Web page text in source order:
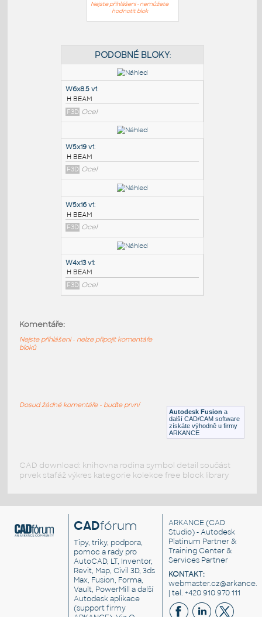
Nejste přihlášeni - nemůžete
hodnotit blok
PODOBNÉ BLOKY:
W6x8.5 v1:
F3D Ocel
H BEAM
F3D Ocel
F3D Ocel
Autodesk Fusion a
další CAD/CAM software
získáte výhodně u firmy
ARKANCE
Komentáře:
Nejste přihlášeni - nelze připojit komentáře
bloků
Dosud žádné komentáře - buďte první
CAD download: knihovna rodina symbol detail součást
prvek stafáž výkres kategorie kolekce free block library
CADfórum
Tipy, triky, podpora,
pomoc a rady pro
AutoCAD, LT, Inventor,
Revit, Map, Civil 3D, 3ds
Max, Fusion, Forma,
Vault, PowerMill a další
Autodesk aplikace
(support firmy
ARKANCE (CAD
Studio) - Autodesk
Platinum Partner &
Training Center &
Services Partner
KONTAKT:
| tel. +420 910 970 111